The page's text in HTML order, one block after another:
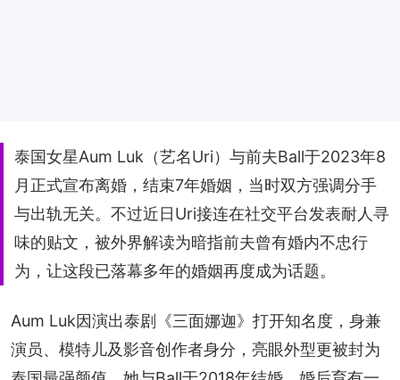
泰国女星Aum Luk（艺名Uri）与前夫Ball于2023年8
月正式宣布离婚，结束7年婚姻，当时双方强调分手
与出轨无关。不过近日Uri接连在社交平台发表耐人寻
味的贴文，被外界解读为暗指前夫曾有婚内不忠行
为，让这段已落幕多年的婚姻再度成为话题。
Aum Luk因演出泰剧《三面娜迦》打开知名度，身兼
演员、模特儿及影音创作者身分，亮眼外型更被封为